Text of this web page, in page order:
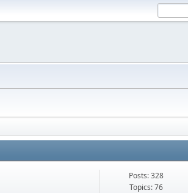
Posts: 328
Topics: 76